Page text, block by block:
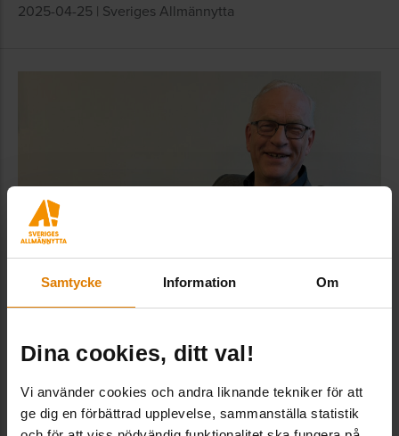
Samtycke Information Om
Dina cookies, ditt val!
Vi använder cookies och andra liknande tekniker för att
ge dig en förbättrad upplevelse, sammanställa statistik
2025-04-25 | Sveriges Allmännytta
har hänt hela tiden
Sveriges AllmännyttaJörgen Mark-Nielsen har
arbetat inom Sveriges Allmännytta under 38 år –